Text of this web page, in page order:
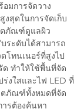
มการจัดวาง
สุดในการจัดเก็บ
ตภัณฑ์ดูแลผิว
ระดับได้สามารถ
โทนเนอร์ที่สูงไป
ด ทำให้ใช้พื้นที่จัด
ร่งใสและไฟ LED ที่
ตภัณฑ์ทั้งหมดที่จัด
ารต้องค้นหา